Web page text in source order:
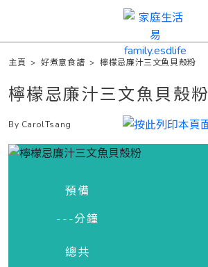
主頁 >好煮意食譜 >檸檬忌廉汁三文魚貝殼粉
檸檬忌廉汁三文魚貝殼粉
By CarolTsang
預備
---分鐘
總共